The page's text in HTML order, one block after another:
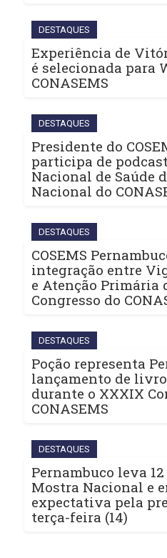
DESTAQUES
Experiência de
é selecionada para
CONASEMS
DESTAQUES
Presidente do
participa de
Nacional de Saúde
Nacional do
DESTAQUES
COSEMS
integração entre
e Atenção Primária
Congresso do
DESTAQUES
Poção representa
lançamento de
durante o XXXIX
CONASEMS
DESTAQUES
Pernambuco leva
Mostra Nacional e
expectativa pela
terça-feira (14)